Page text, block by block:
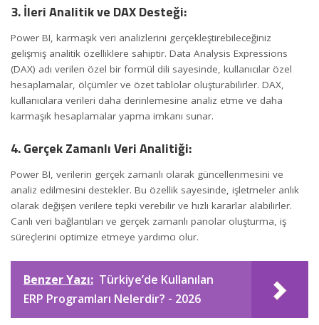
3. İleri Analitik ve DAX Desteği:
Power BI, karmaşık veri analizlerini gerçekleştirebileceğiniz
gelişmiş analitik özelliklere sahiptir. Data Analysis Expressions
(DAX) adı verilen özel bir formül dili sayesinde, kullanıcılar özel
hesaplamalar, ölçümler ve özet tablolar oluşturabilirler. DAX,
kullanıcılara verileri daha derinlemesine analiz etme ve daha
karmaşık hesaplamalar yapma imkanı sunar.
4. Gerçek Zamanlı Veri Analitiği:
Power BI, verilerin gerçek zamanlı olarak güncellenmesini ve
analiz edilmesini destekler. Bu özellik sayesinde, işletmeler anlık
olarak değişen verilere tepki verebilir ve hızlı kararlar alabilirler.
Canlı veri bağlantıları ve gerçek zamanlı panolar oluşturma, iş
süreçlerini optimize etmeye yardımcı olur.
Benzer Yazı: Türkiye’de Kullanılan
ERP Programları Nelerdir? - 2026